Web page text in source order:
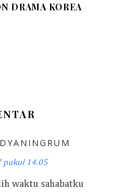
DRAMA KOREA
pukul 14.05
waktu sahabatku